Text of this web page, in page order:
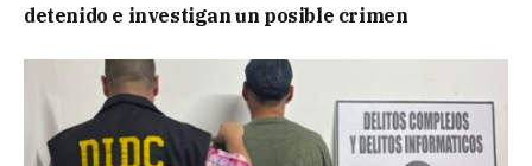
detenido e investigan un posible crimen